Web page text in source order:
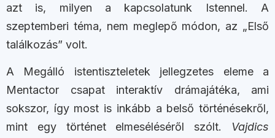
azt is, milyen a kapcsolatunk Istennel. A
szeptemberi téma, nem meglepő módon, az „Első
találkozás” volt.
A Megálló istentiszteletek jellegzetes eleme a
Mentactor csapat interaktív drámajátéka, ami
sokszor, így most is inkább a belső történésekről,
mint egy történet elmeséléséről szólt. Vajdics